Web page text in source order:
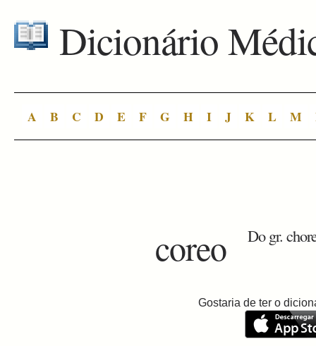
Dicionário
A B C D E F G H I J K L M
coreo Do gr.
Gostaria de ter o